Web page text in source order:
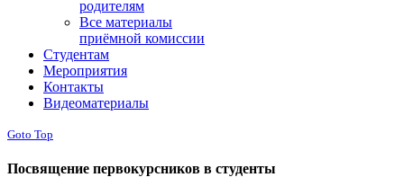
родителям
Все материалы
приёмной комиссии
Студентам
Мероприятия
Контакты
Видеоматериалы
Goto Top
Посвящение первокурсников в студенты